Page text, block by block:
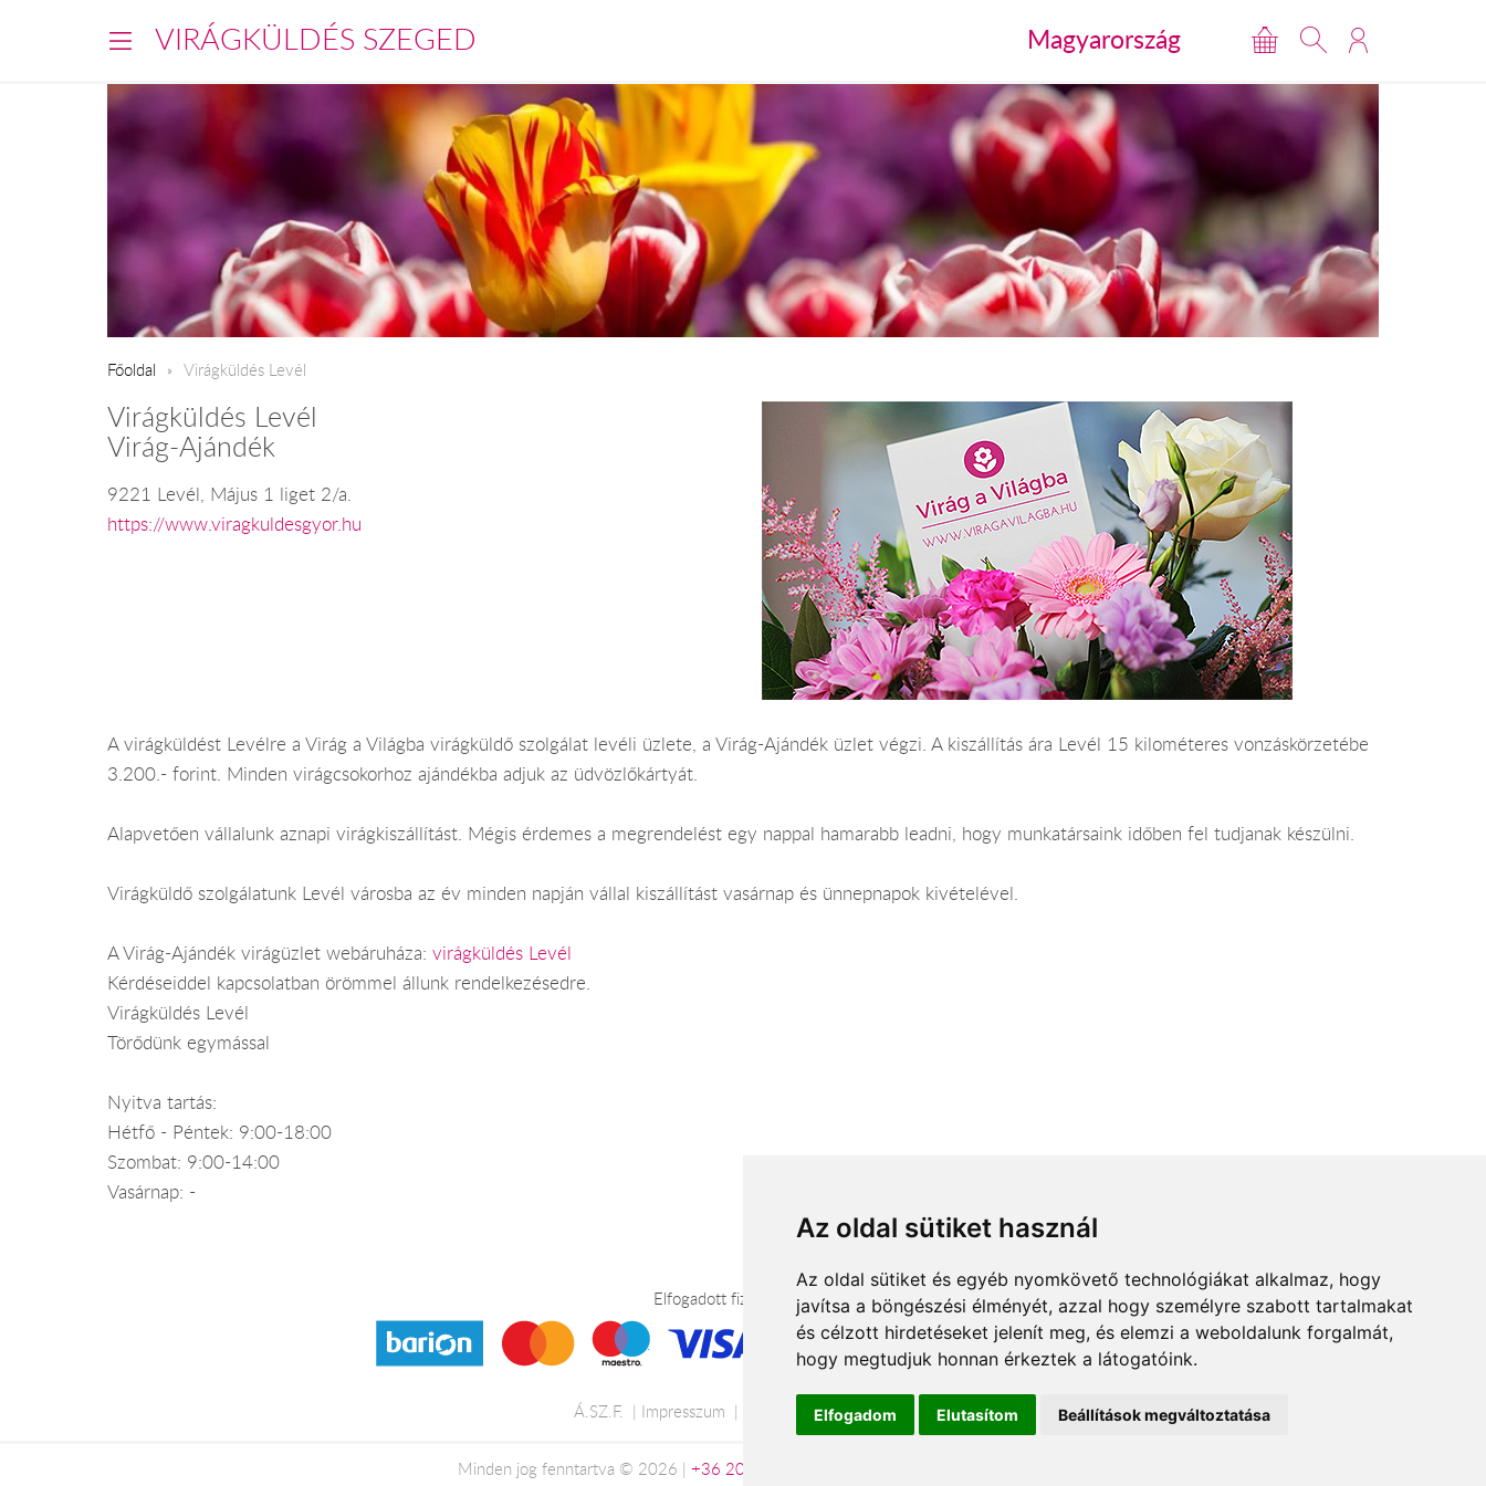
Az oldal sütiket használ
Az oldal sütiket és egyéb nyomkövető technológiákat alkalmaz, hogy
javítsa a böngészési élményét, azzal hogy személyre szabott tartalmakat
és célzott hirdetéseket jelenít meg, és elemzi a weboldalunk forgalmát,
hogy megtudjuk honnan érkeztek a látogatóink.
Elfogadom Elutasítom Beállítások megváltoztatása
VIRÁGKÜLDÉS SZEGED Magyarország
Főoldal Virágküldés Levél
Virágküldés Levél
Virág-Ajándék
9221 Levél, Május 1 liget 2/a.
https://www.viragkuldesgyor.hu
A virágküldést Levélre a Virág a Világba virágküldő szolgálat levéli üzlete, a Virág-Ajándék üzlet végzi. A kiszállítás ára Levél 15 kilométeres vonzáskörzetébe
3.200.- forint. Minden virágcsokorhoz ajándékba adjuk az üdvözlőkártyát.
Alapvetően vállalunk aznapi virágkiszállítást. Mégis érdemes a megrendelést egy nappal hamarabb leadni, hogy munkatársaink időben fel tudjanak készülni.
Virágküldő szolgálatunk Levél városba az év minden napján vállal kiszállítást vasárnap és ünnepnapok kivételével.
A Virág-Ajándék virágüzlet webáruháza: virágküldés Levél
Kérdéseiddel kapcsolatban örömmel állunk rendelkezésedre.
Virágküldés Levél
Törődünk egymással
Nyitva tartás:
Hétfő - Péntek: 9:00-18:00
Szombat: 9:00-14:00
Vasárnap: -
Elfogadott fizetési módok
Á.SZ.F. Impresszum Adatkezelési tájékoztató
Minden jog fenntartva © 2026 | +36 20 488-8362